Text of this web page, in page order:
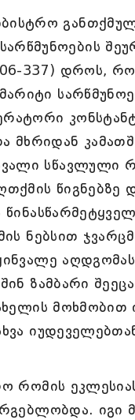
337) დროს,
მხრიდან
სწავლული
ნებსით
ზამბარი
რომის
იგი